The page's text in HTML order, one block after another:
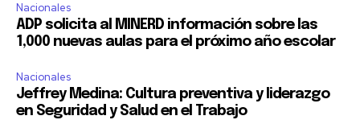
Nacionales
ADP solicita al MINERD información sobre las
1,000 nuevas aulas para el próximo año escolar
Nacionales
Jeffrey Medina: Cultura preventiva y liderazgo
en Seguridad y Salud en el Trabajo